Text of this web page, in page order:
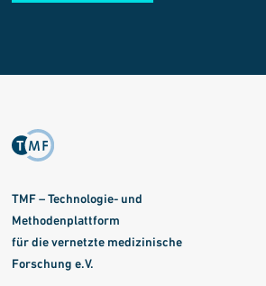
TMF – Technologie- und
Methodenplattform
für die vernetzte medizinische
Forschung e.V.